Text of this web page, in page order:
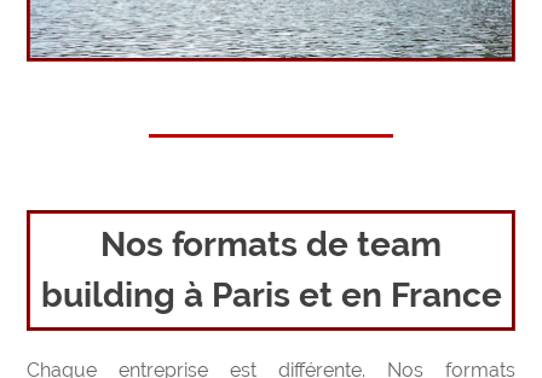
Nos formats de team
building à Paris et en France
Chaque entreprise est différente. Nos formats